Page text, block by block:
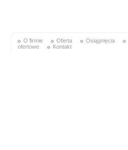
O firmie Oferta Osiągnięcia
ofertowe
Kontakt